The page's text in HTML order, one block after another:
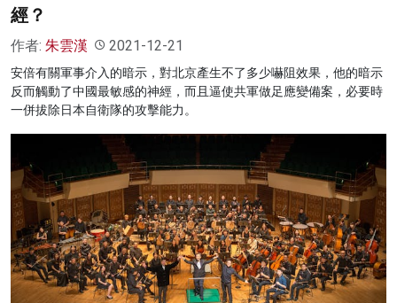
經？
作者: 朱雲漢 2021-12-21
安倍有關軍事介入的暗示，對北京產生不了多少嚇阻效果，他的暗示
反而觸動了中國最敏感的神經，而且逼使共軍做足應變備案，必要時
一併拔除日本自衛隊的攻擊能力。